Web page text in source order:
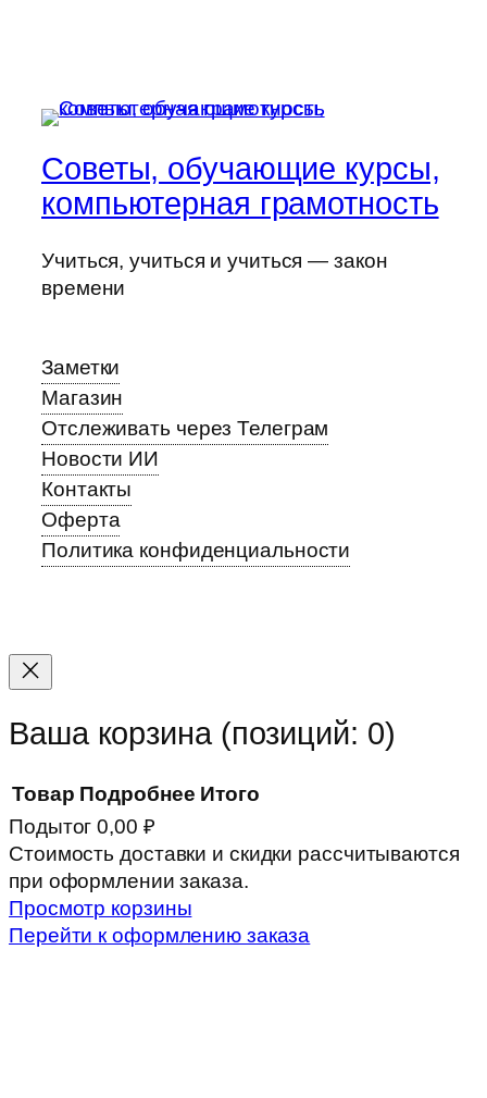
Советы, обучающие курсы,
компьютерная грамотность
Учиться, учиться и учиться — закон
времени
Заметки
Магазин
Отслеживать через Телеграм
Новости ИИ
Контакты
Оферта
Политика конфиденциальности
Прокрутка
вверх
Ваша корзина (позиций: 0)
Товары
в
корзине
Товар Подробнее Итого
Подытог0,00 ₽
Стоимость доставки и скидки рассчитываются
при оформлении заказа.
Просмотр корзины
Перейти к оформлению заказа